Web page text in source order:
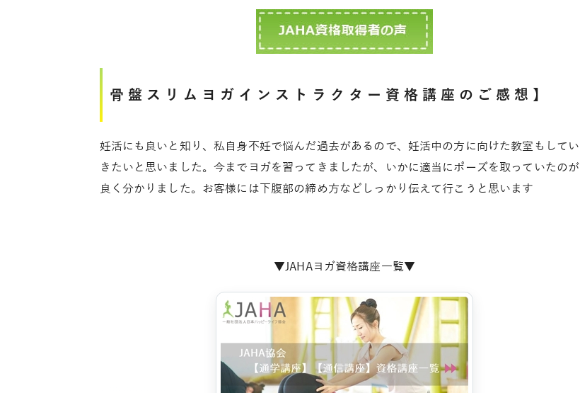
骨盤スリムヨガインストラクター資格講座のご感想】
妊活にも良いと知り、私自身不妊で悩んだ過去があるので、妊活中の方に向けた教室もしてい
きたいと思いました。今までヨガを習ってきましたが、いかに適当にポーズを取っていたのが
良く分かりました。お客様には下腹部の締め方などしっかり伝えて行こうと思います
▼JAHAヨガ資格講座一覧▼